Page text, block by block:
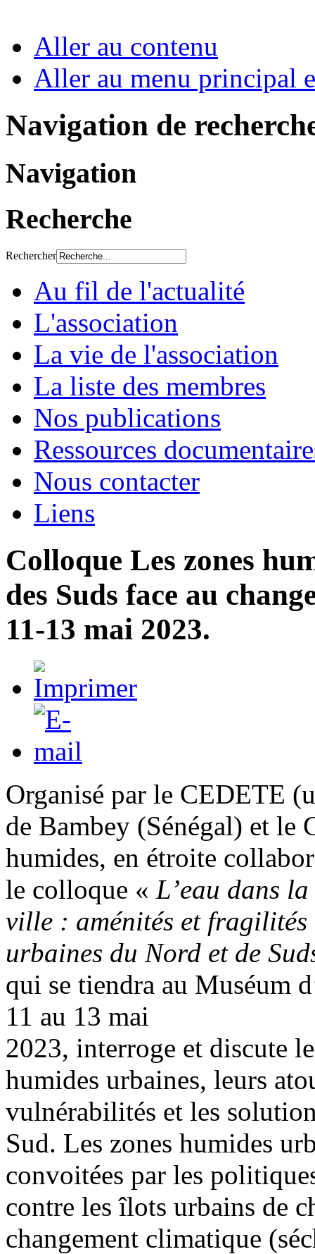
Aller au contenu
Aller au menu principal
Navigation de
Navigation
Recherche
Rechercher
Au fil de l'actualité
L'association
La vie de l'association
La liste des membres
Nos publications
Ressources
Nous contacter
Liens
Colloque Les zones
des Suds face au
11-13 mai 2023.
Organisé par le CEDETE
de Bambey (Sénégal) et le
humides, en étroite
le colloque « L’eau dans la
ville : aménités et fragilités
urbaines du Nord et de
qui se tiendra au Muséum
11 au 13 mai
2023, interroge et discute
humides urbaines, leurs
vulnérabilités et les
Sud. Les zones humides
convoitées par les
contre les îlots urbains de
changement climatique